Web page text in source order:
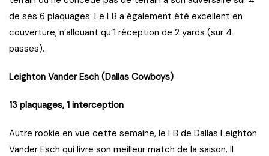
de ses 6 plaquages. Le LB a également été excellent en
couverture, n’allouant qu’1 réception de 2 yards (sur 4
passes).
Leighton Vander Esch (Dallas Cowboys)
13 plaquages, 1 interception
Autre rookie en vue cette semaine, le LB de Dallas Leighton
Vander Esch qui livre son meilleur match de la saison. Il